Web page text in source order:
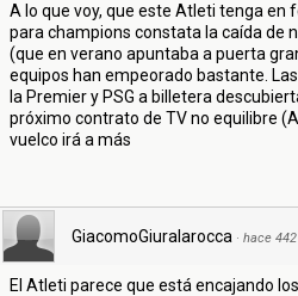
A lo que voy, que este Atleti tenga en
para champions constata la caída de
(que en verano apuntaba a puerta
equipos han empeorado bastante.
la Premier y PSG a billetera
próximo contrato de TV no equilibre
vuelco irá a más
GiacomoGiuralarocca · hace
El Atleti parece que está encajando